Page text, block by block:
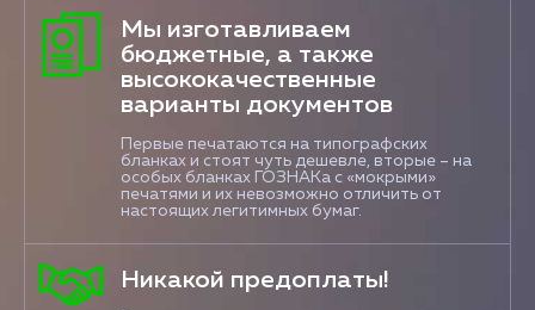
Мы изготавливаем
бюджетные, а также
высококачественные
варианты документов
Первые печатаются на типографских
бланках и стоят чуть дешевле, вторые – на
особых бланках ГОЗНАКа с «мокрыми»
печатями и их невозможно отличить от
настоящих легитимных бумаг.
Никакой предоплаты!